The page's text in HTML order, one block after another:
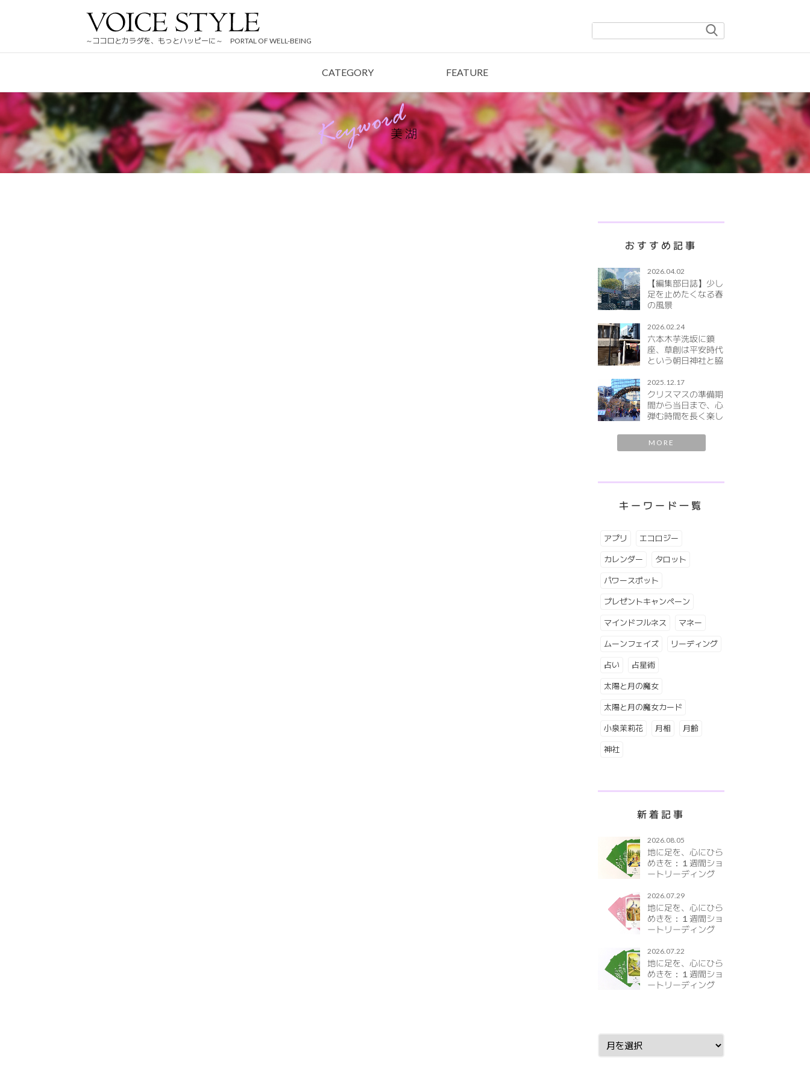
～ココロとカラダを、もっとハッピーに～ PORTAL OF WELL-BEING
CATEGORY FEATURE
美湖
Keyword
おすすめ記事
2026.04.02
【編集部日誌】少し
足を止めたくなる春
の風景
2026.02.24
六本木芋洗坂に鎮
座、草創は平安時代
という朝日神社と脇
は地口行燈が21:00
まで境内を彩ります
2025.12.17
クリスマスの準備期
間から当日まで、心
弾む時間を長く楽し
ルズのクリスマスマ
ーケット「AZABUDAI
MORE
キーワード一覧
アプリ エコロジー
カレンダー タロット
パワースポット
プレゼントキャンペーン
マインドフルネス マネー
ムーンフェイズ リーディング
占い 占星術
太陽と月の魔女
太陽と月の魔女カード
小泉茉莉花 月相 月齢
神社
新着記事
2026.08.05
地に足を、心にひら
めきを：１週間ショ
ートリーディング
2026.8.10（mon）～
2026.8.16（sun）
2026.07.29
地に足を、心にひら
めきを：１週間ショ
ートリーディング
2026.8.3（mon）～
2026.8.9（sun）
2026.07.22
地に足を、心にひら
めきを：１週間ショ
ートリーディング